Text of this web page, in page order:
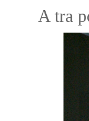
A tra